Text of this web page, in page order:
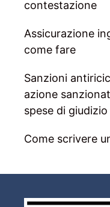
contestazione
Assicurazione
come fare
Sanzioni
azione
spese di giudizio
Come scrivere